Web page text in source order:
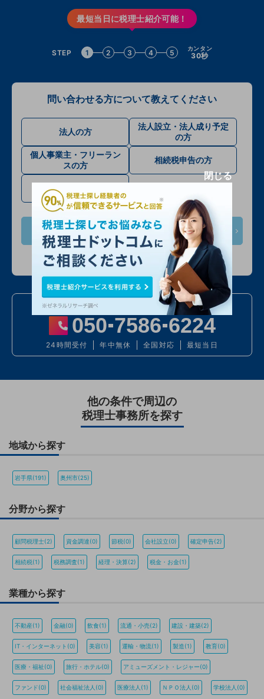
最短当日に税理士紹介可能！
STEP 1 2 3 4 5 カンタン
30秒
問い合わせる方について教えてください
法人の方
法人設立・法人成り予定
の方
個人事業主・フリーラン
スの方
相続税申告の方
確定申告・その他
次へ
入力情報は公開されません
お電話での問い合わせ
050 7586 6224
24時間受付 年中無休 全国対応 最短当日
他の条件で周辺の
税理士事務所を探す
地域から探す
岩手県(191) 奥州市(25)
分野から探す
顧問税理士(2) 資金調達(0) 節税(0) 会社設立(0) 確定申告(2)
相続税(1) 税務調査(1) 経理・決算(2) 税金・お金(1)
業種から探す
不動産(1) 金融(0) 飲食(1) 流通・小売(2) 建設・建築(2)
IT・インターネット(0) 美容(1) 運輸・物流(1) 製造(1) 教育(0)
医療・福祉(0) 旅行・ホテル(0) アミューズメント・レジャー(0)
ファンド(0) 社会福祉法人(0) 医療法人(1) ＮＰＯ法人(0) 学校法人(0)
閉じる